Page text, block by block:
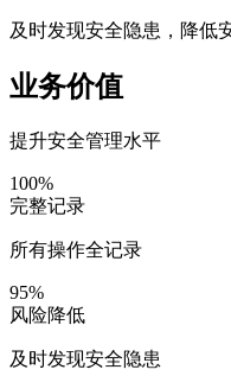
及时发现安全隐患，降低
业务价值
提升安全管理水平
100%
完整记录
所有操作全记录
95%
风险降低
及时发现安全隐患